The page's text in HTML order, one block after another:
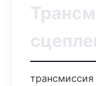
трансмиссия